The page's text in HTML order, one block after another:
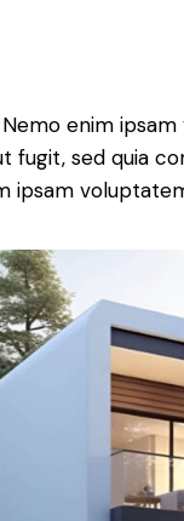
enim
fugit, sed quia
ipsam